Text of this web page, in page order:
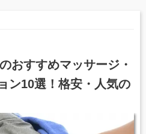
おすすめマッサージ・
ン10選！格安・人気の